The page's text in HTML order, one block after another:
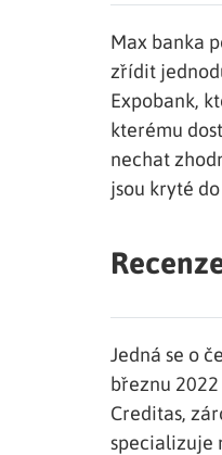
Max banka
zřídit
Expobank,
kterému
nechat
jsou kryté
Jedná se o
březnu
Creditas,
specializuje